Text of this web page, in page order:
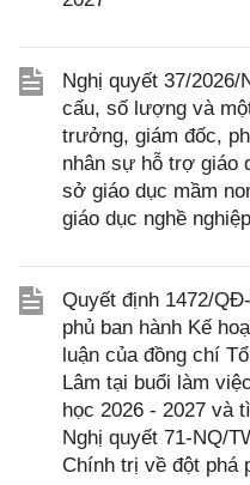
Nghị quyết 37/
cấu, số lượng và
trưởng, giám đốc,
nhân sự hỗ trợ giáo
sở giáo dục mầm
giáo dục nghề
Quyết định 1472/
phủ ban hành Kế
luận của đồng chí
Lâm tại buổi làm
học 2026 - 2027 và
Nghị quyết 71-NQ/
Chính trị về đột phá